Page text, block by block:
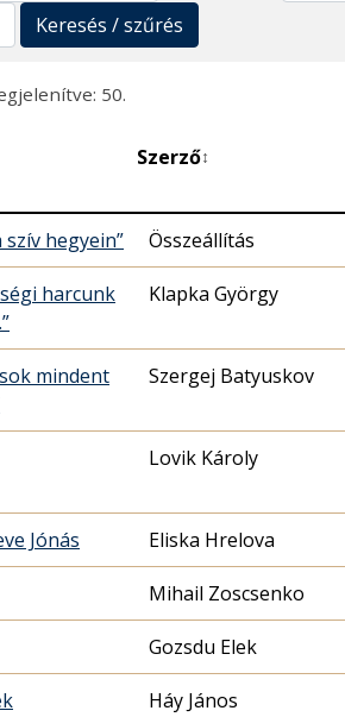
Keresés / szűrés
50.
Szerző↕
szív hegyein” Összeállítás
harcunk
Klapka György
mindent
Szergej Batyuskov
Lovik Károly
Jónás Eliska Hrelova
Mihail Zoscsenko
Gozsdu Elek
Háy János